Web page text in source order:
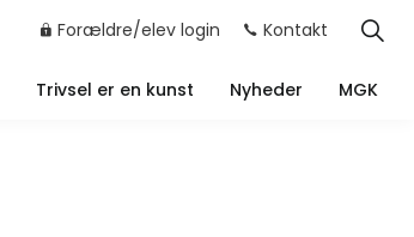
Trivsel er en kunst Nyheder MGK
Forældre/elev login Kontakt